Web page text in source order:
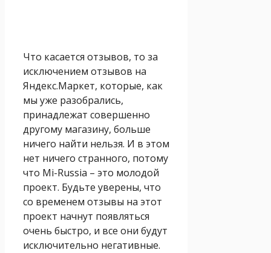
Что касается отзывов, то за
исключением отзывов на
Яндекс.Маркет, которые, как
мы уже разобрались,
принадлежат совершенно
другому магазину, больше
ничего найти нельзя. И в этом
нет ничего странного, потому
что Mi-Russia – это молодой
проект. Будьте уверены, что
со временем отзывы на этот
проект начнут появляться
очень быстро, и все они будут
исключительно негативные.